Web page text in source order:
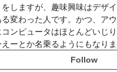
しますが、趣味興味はデザ
る変わった人です。かつ、ア
コンピュータはほとんどいじ
えーとか名乗るようにもなりま
Follow